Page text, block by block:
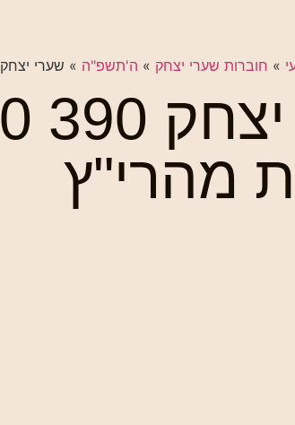
» חוברות שערי יצחק » ה'תשפ"ה » שערי יצחק 390 760 בראשית ה'תשפה ב'שלו נתיבות מהרי"ץ
מהרי"ץ